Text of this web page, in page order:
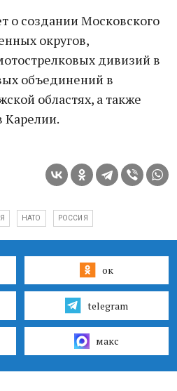
о создании Московского
округов,
дивизий в
объединений в
областях, а также
Карелии.
НАТО РОССИЯ
ок
telegram
макс